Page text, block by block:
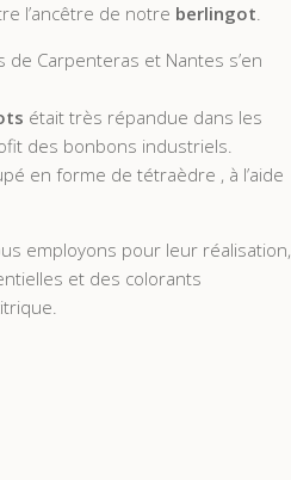
l’ancêtre de notre berlingot.
Carpenteras et Nantes s’en
était très répandue dans les
des bonbons industriels.
en forme de tétraèdre , à l’aide
employons pour leur réalisation,
et des colorants